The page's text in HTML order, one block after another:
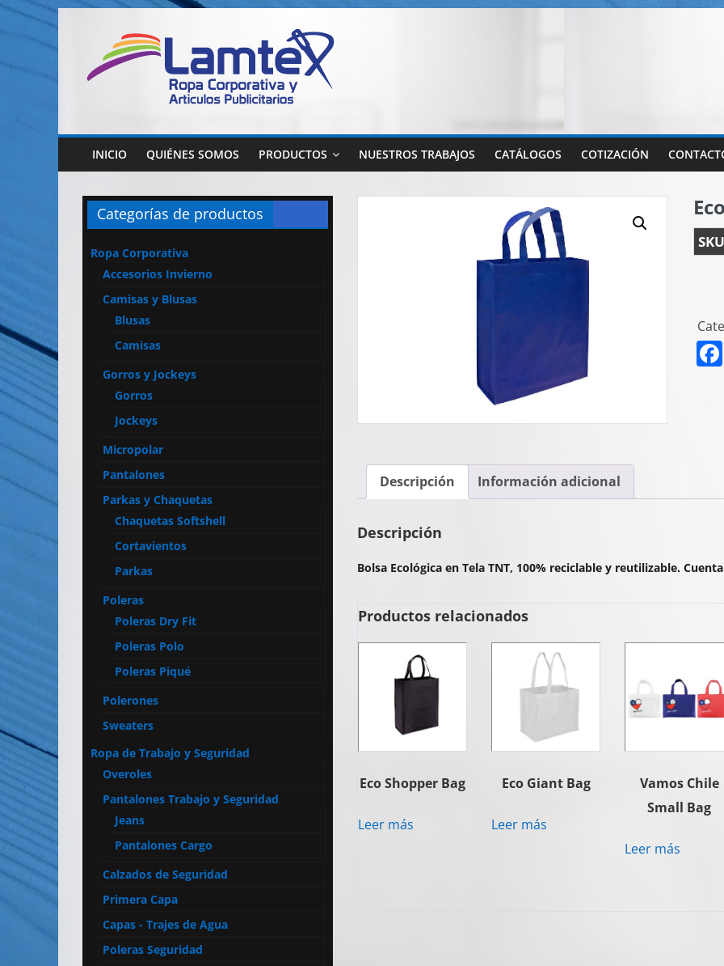
contenido
Lamtex
Corporativa
de
Trabajo
Seguridad
Diseño
Artículos
Publicitarios
Implementos
Seguridad
INICIO QUIÉNES SOMOS PRODUCTOS NUESTROS TRABAJOS CATÁLOGOS COTIZACIÓN
Descripción Información adicional
Descripción
Bolsa Ecológica en Tela TNT, 100% reciclable y reutilizable.
Productos relacionados
Eco Shopper Bag
Leer más
Eco Giant Bag
Leer más
Vamos Chile
Small Bag
Leer más
Categorías de productos
Ropa Corporativa
Accesorios Invierno
Camisas y Blusas
Blusas
Camisas
Gorros y Jockeys
Gorros
Jockeys
Micropolar
Pantalones
Parkas y Chaquetas
Chaquetas Softshell
Cortavientos
Parkas
Poleras
Poleras Dry Fit
Poleras Polo
Poleras Piqué
Polerones
Sweaters
Ropa de Trabajo y Seguridad
Overoles
Pantalones Trabajo y Seguridad
Jeans
Pantalones Cargo
Calzados de Seguridad
Primera Capa
Capas - Trajes de Agua
Poleras Seguridad